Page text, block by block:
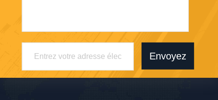
Envoyez